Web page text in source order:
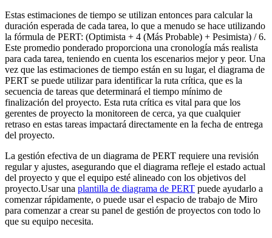
Estas estimaciones de tiempo se utilizan entonces para calcular la
duración esperada de cada tarea, lo que a menudo se hace utilizando
la fórmula de PERT: (Optimista + 4 (Más Probable) + Pesimista) / 6.
Este promedio ponderado proporciona una cronología más realista
para cada tarea, teniendo en cuenta los escenarios mejor y peor. Una
vez que las estimaciones de tiempo están en su lugar, el diagrama de
PERT se puede utilizar para identificar la ruta crítica, que es la
secuencia de tareas que determinará el tiempo mínimo de
finalización del proyecto. Esta ruta crítica es vital para que los
gerentes de proyecto la monitoreen de cerca, ya que cualquier
retraso en estas tareas impactará directamente en la fecha de entrega
del proyecto.
La gestión efectiva de un diagrama de PERT requiere una revisión
regular y ajustes, asegurando que el diagrama refleje el estado actual
del proyecto y que el equipo esté alineado con los objetivos del
proyecto.Usar una plantilla de diagrama de PERT puede ayudarlo a
comenzar rápidamente, o puede usar el espacio de trabajo de Miro
para comenzar a crear su panel de gestión de proyectos con todo lo
que su equipo necesita.